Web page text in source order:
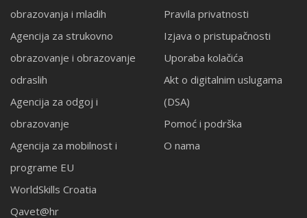
obrazovanja i mladih
Agencija za strukovno
obrazovanje i obrazovanje
odraslih
Agencija za odgoj i
obrazovanje
Agencija za mobilnost i
programe EU
WorldSkills Croatia
Qavet@hr
Pravila privatnosti
Izjava o pristupačnosti
Uporaba kolačića
Akt o digitalnim uslugama
(DSA)
Pomoć i podrška
O nama